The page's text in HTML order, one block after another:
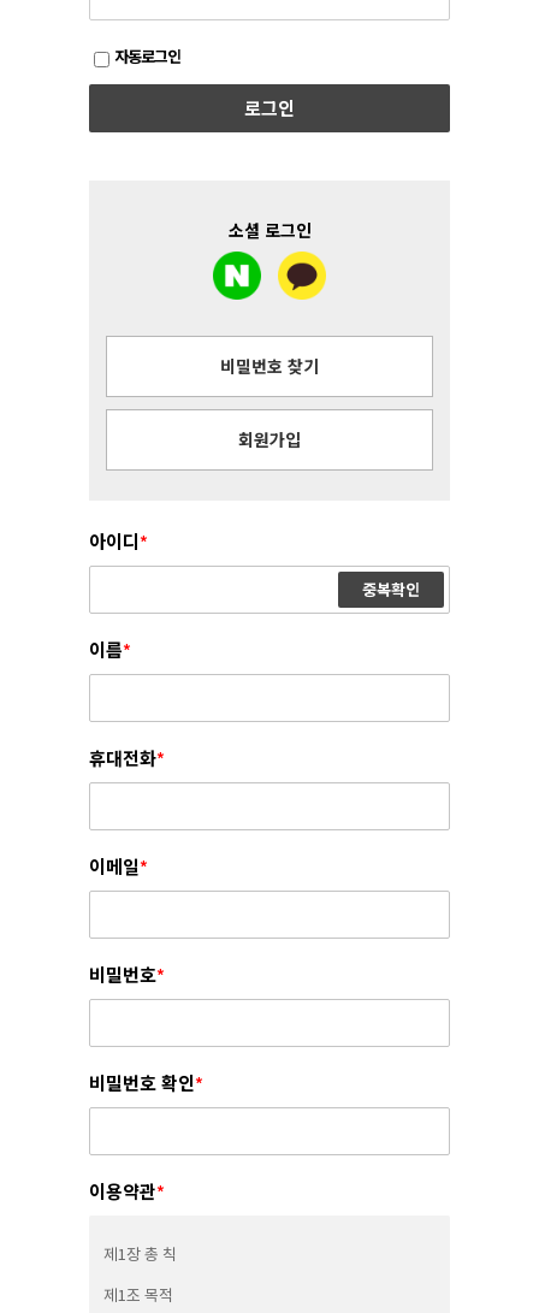
자동로그인
로그인
소셜 로그인
비밀번호 찾기
회원가입
아이디 *
중복확인
이름*
휴대전화*
이메일*
비밀번호*
비밀번호 확인*
이용약관*
제1장 총 칙
제1조 목적